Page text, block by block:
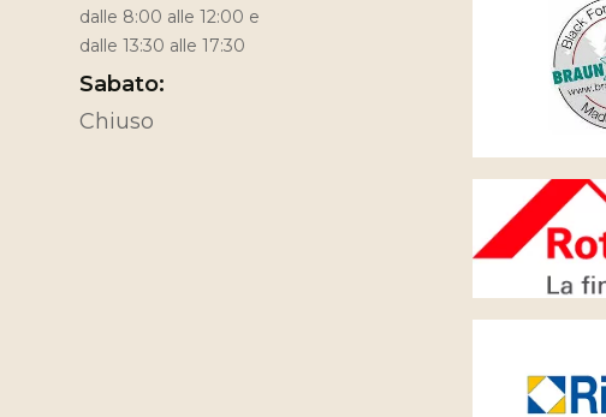
dalle 8:00 alle 12:00 e
dalle 13:30 alle 17:30
Sabato:
Chiuso